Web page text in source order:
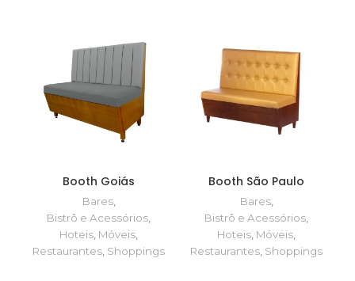
Booth Goiás
Bares,
Bistrô e Acessórios,
Hoteis, Móveis,
Restaurantes, Shoppings
Booth São Paulo
Bares,
Bistrô e Acessórios,
Hoteis, Móveis,
Restaurantes, Shoppings